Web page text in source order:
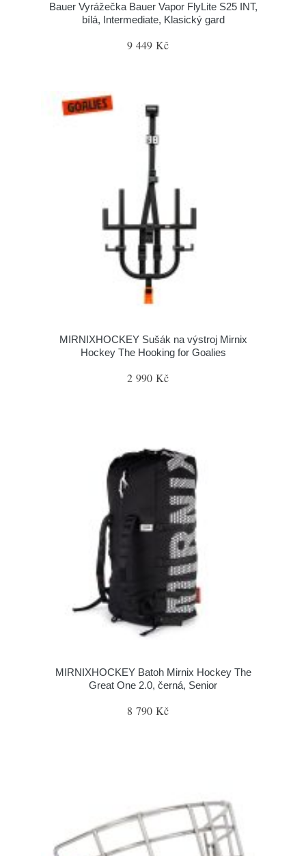
Bauer Vyrážečka Bauer Vapor FlyLite S25 INT,
bílá, Intermediate, Klasický gard
9 449 Kč
MIRNIXHOCKEY Sušák na výstroj Mirnix
Hockey The Hooking for Goalies
2 990 Kč
MIRNIXHOCKEY Batoh Mirnix Hockey The
Great One 2.0, černá, Senior
8 790 Kč